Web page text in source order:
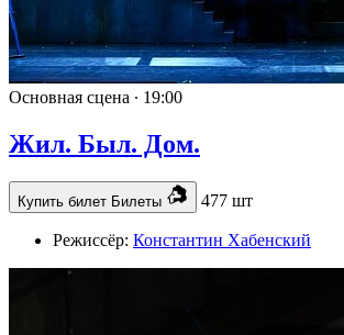
Основная сцена ∙ 19:00
Жил. Был. Дом.
Купить билет Билеты 477 шт
Режиссёр: Константин Хабенский